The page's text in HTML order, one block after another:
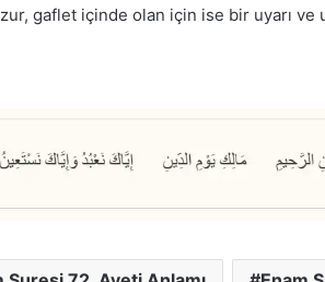
gaflet içinde olan için ise bir uyarı ve